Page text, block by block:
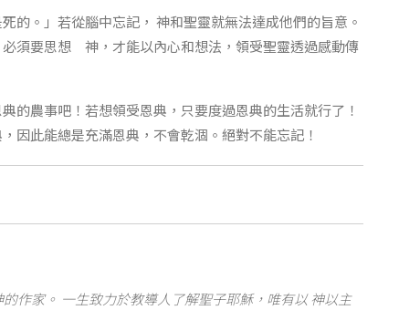
的。」若從腦中忘記， 神和聖靈就無法達成他們的旨意。
須要思想 神，才能以內心和想法，領受聖靈透過感動傳
農事吧！若想領受恩典，只要度過恩典的生活就行了！
因此能總是充滿恩典，不會乾涸。絕對不能忘記！
作家。 一生致力於教導人了解聖子耶穌，唯有以 神以主